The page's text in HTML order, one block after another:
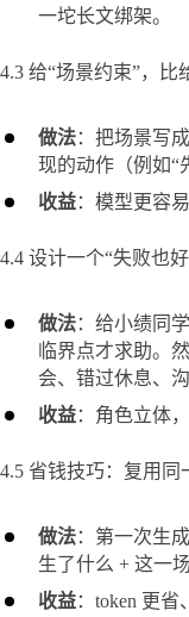
一坨长文绑架。
4.3 给“场景约束”，比
做法：把场景写
现的动作（例如“
收益：模型更容
4.4 设计一个“失败也
做法：给小绩同
临界点才求助。
会、错过休息、
收益：角色立体
4.5 省钱技巧：复用同
做法：第一次生
生了什么 + 这一
收益：token 更省